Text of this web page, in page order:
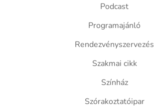
Podcast
Programajánló
Rendezvényszervezés
Szakmai cikk
Színház
Szórakoztatóipar